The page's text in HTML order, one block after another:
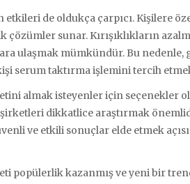
etkileri de oldukça çarpıcı. Kişilere
sunar. Kırışıklıkların
ulaşmak mümkündür. Bu nedenle,
serum taktırma işlemini tercih
almak isteyenler için seçenekler
dikkatlice araştırmak
ve etkili sonuçlar elde etmek
popülerlik kazanmış ve yeni bir